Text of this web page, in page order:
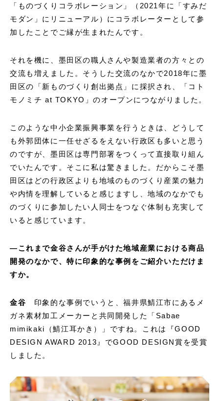
「ものづくりコラボレーション」（2021年に「すみだ
モダン」にリニューアル）にコラボレーターとして参
加したことでご縁が生まれたんです。
それを機に、墨田区の職人さんや製造業者の方々との
交流も増えました。そうした交流のなかで2018年に墨
田区の「新ものづくり創出拠点」に採択され、「コト
モノミチ at TOKYO」のオープンにつながりました。
このような中小企業振興事業を行うときは、どうして
も外郭団体に一任せざるをえない行政区も多いと思う
のですが、墨田区は専門部署をつくって直接取り組ん
でいたんです。そこに私は驚きました。だからこそ墨
田区はどの行政区よりも地域のものづくり産業の魅力
や内情を理解していると感じますし、地域のなかでも
のづくりに参加したい人同士をつなぐ体制も充実して
いると感じています。
―これまで金谷さんが手がけた地域産業における商品
開発のなかで、特に印象的な事例をご紹介いただけま
すか。
金谷
印象的な事例でいうと、福井県鯖江市にあるメ
ガネ素材加工メーカーと共同開発した「Sabae
mimikaki（鯖江耳かき）」ですね。これは『GOOD
DESIGN AWARD 2013』でGOOD DESIGN賞を受賞
しました。